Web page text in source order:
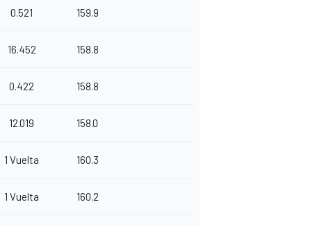
0.521 159.9
16.452 158.8
0.422 158.8
12.019 158.0
1 Vuelta 160.3
1 Vuelta 160.2